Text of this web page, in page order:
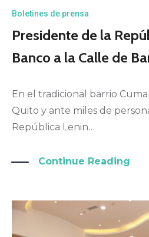
Boletines de prensa
Presidente de la
Banco a la Calle de
En el tradicional barrio
Quito y ante miles de
República Lenin…
Continue Reading